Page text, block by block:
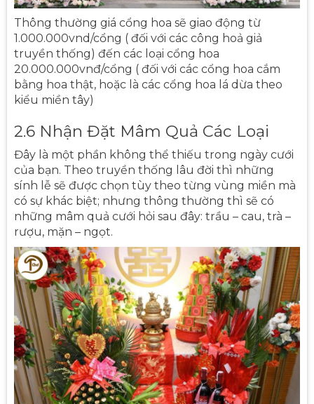
Thông thường giá cổng hoa sẽ giao động từ
1.000.000vnd/cổng ( đối với các công hoả giả
truyền thống) đến các loại cổng hoa
20.000.000vnđ/cổng ( đối với các cổng hoa cắm
bằng hoa thật, hoặc là các cổng hoa lá dừa theo
kiểu miền tây)
2.6 Nhận Đặt Mâm Quả Các Loại
Đây là một phần không thể thiếu trong ngày cưới
của bạn. Theo truyền thống lâu đời thì những
sính lễ sẽ được chọn tùy theo từng vùng miền mà
có sự khác biệt; nhưng thông thường thì sẽ có
những mâm quả cưới hỏi sau đây: trầu – cau, trà –
rượu, mặn – ngọt.